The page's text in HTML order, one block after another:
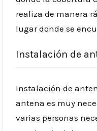
realiza de manera
lugar donde se
Instalación de
Instalación de
antena es muy
varias personas